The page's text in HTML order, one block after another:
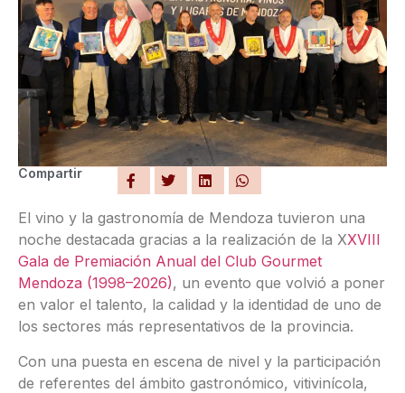
Compartir
El vino y la gastronomía de Mendoza tuvieron una
noche destacada gracias a la realización de la XXVIII
Gala de Premiación Anual del Club Gourmet
Mendoza (1998–2026), un evento que volvió a poner
en valor el talento, la calidad y la identidad de uno de
los sectores más representativos de la provincia.
Con una puesta en escena de nivel y la participación
de referentes del ámbito gastronómico, vitivinícola,